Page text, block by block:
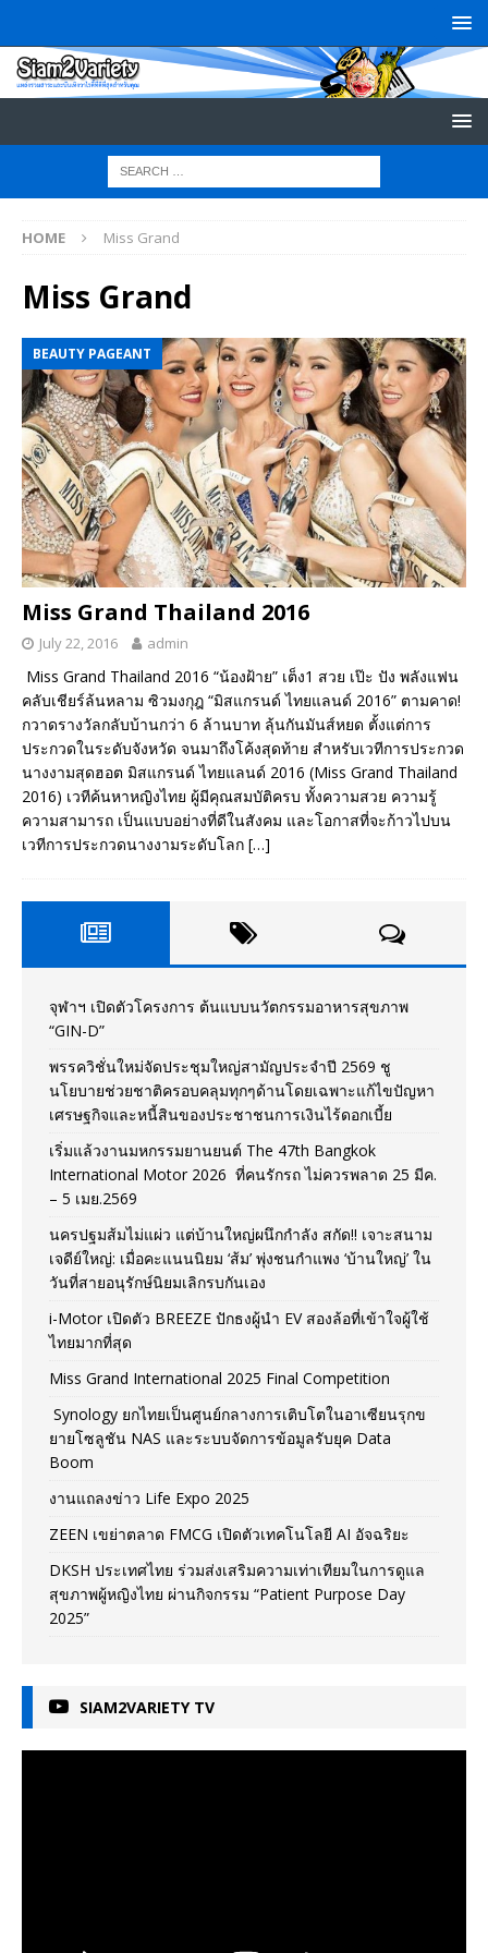
HOME Miss Grand
Miss Grand
BEAUTY PAGEANT
Miss Grand Thailand 2016
July 22, 2016 admin
Miss Grand Thailand 2016 “น้องฝ้าย” เต็ง1 สวย เป๊ะ ปัง พลังแฟน
คลับเชียร์ล้นหลาม ซิวมงกุฎ “มิสแกรนด์ ไทยแลนด์ 2016” ตามคาด!
กวาดรางวัลกลับบ้านกว่า 6 ล้านบาท ลุ้นกันมันส์หยด ตั้งแต่การ
ประกวดในระดับจังหวัด จนมาถึงโค้งสุดท้าย สำหรับเวทีการประกวด
นางงามสุดฮอต มิสแกรนด์ ไทยแลนด์ 2016 (Miss Grand Thailand
2016) เวทีค้นหาหญิงไทย ผู้มีคุณสมบัติครบ ทั้งความสวย ความรู้
ความสามารถ เป็นแบบอย่างที่ดีในสังคม และโอกาสที่จะก้าวไปบน
เวทีการประกวดนางงามระดับโลก […]
จุฬาฯ เปิดตัวโครงการ ต้นแบบนวัตกรรมอาหารสุขภาพ
“GIN-D”
พรรควิชั่นใหม่จัดประชุมใหญ่สามัญประจำปี 2569 ชู
นโยบายช่วยชาติครอบคลุมทุกๆด้านโดยเฉพาะแก้ไขปัญหา
เศรษฐกิจและหนี้สินของประชาชนการเงินไร้ดอกเบี้ย
เริ่มแล้วงานมหกรรมยานยนต์ The 47th Bangkok
International Motor 2026 ที่คนรักรถ ไม่ควรพลาด 25 มีค.
– 5 เมย.2569
นครปฐมส้มไม่แผ่ว แต่บ้านใหญ่ผนึกกำลัง สกัด!! เจาะสนาม
เจดีย์ใหญ่: เมื่อคะแนนนิยม ‘ส้ม’ พุ่งชนกำแพง ‘บ้านใหญ่’ ใน
วันที่สายอนุรักษ์นิยมเลิกรบกันเอง
i-Motor เปิดตัว BREEZE ปักธงผู้นำ EV สองล้อที่เข้าใจผู้ใช้
ไทยมากที่สุด
Miss Grand International 2025 Final Competition
Synology ยกไทยเป็นศูนย์กลางการเติบโตในอาเซียนรุกข
ยายโซลูชัน NAS และระบบจัดการข้อมูลรับยุค Data
Boom
งานแถลงข่าว Life Expo 2025
ZEEN เขย่าตลาด FMCG เปิดตัวเทคโนโลยี AI อัจฉริยะ
DKSH ประเทศไทย ร่วมส่งเสริมความเท่าเทียมในการดูแล
สุขภาพผู้หญิงไทย ผ่านกิจกรรม “Patient Purpose Day
2025”
SIAM2VARIETY TV